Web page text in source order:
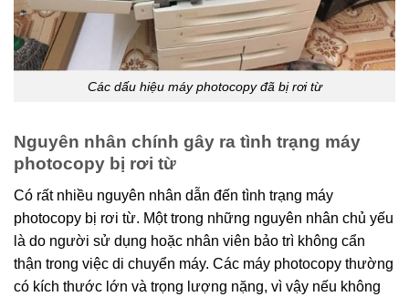
Các dấu hiệu máy photocopy đã bị rơi từ
Nguyên nhân chính gây ra tình trạng máy
photocopy bị rơi từ
Có rất nhiều nguyên nhân dẫn đến tình trạng máy
photocopy bị rơi từ. Một trong những nguyên nhân chủ yếu
là do người sử dụng hoặc nhân viên bảo trì không cẩn
thận trong việc di chuyển máy. Các máy photocopy thường
có kích thước lớn và trọng lượng nặng, vì vậy nếu không